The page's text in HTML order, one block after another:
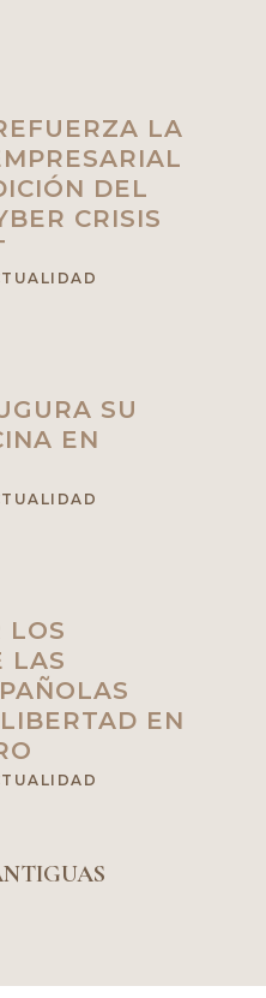
LA
DEL
CRISIS
SU
EN
LOS
LAS
EN